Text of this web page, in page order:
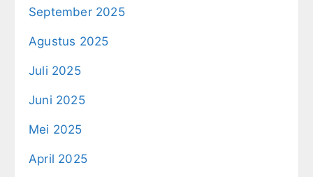
September 2025
Agustus 2025
Juli 2025
Juni 2025
Mei 2025
April 2025